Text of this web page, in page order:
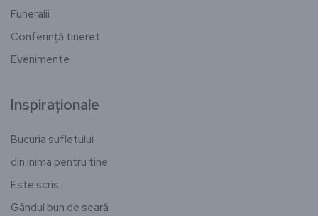
Funeralii
Conferință tineret
Evenimente
Inspiraționale
Bucuria sufletului
din inima pentru tine
Este scris
Gândul bun de seară